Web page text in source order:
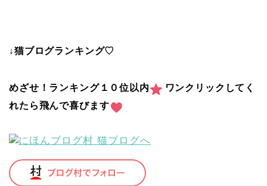
↓猫ブログランキング♡
めざせ！ランキング１０位以内
ワンクリックしてく
れたら飛んで喜びます